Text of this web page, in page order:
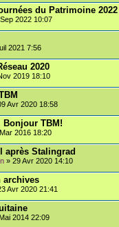
du Patrimoine 2022
2022 10:07
2021 7:56
2020
2019 18:10
Avr 2020 18:58
Bonjour TBM!
2016 18:20
après Stalingrad
» 29 Avr 2020 14:10
archives
Avr 2020 21:41
2014 22:09